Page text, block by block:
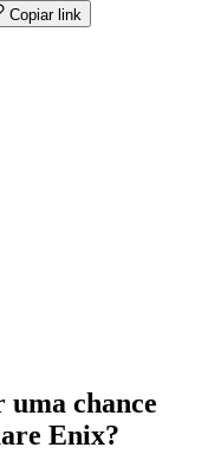
Copiar link
uma chance
Enix?